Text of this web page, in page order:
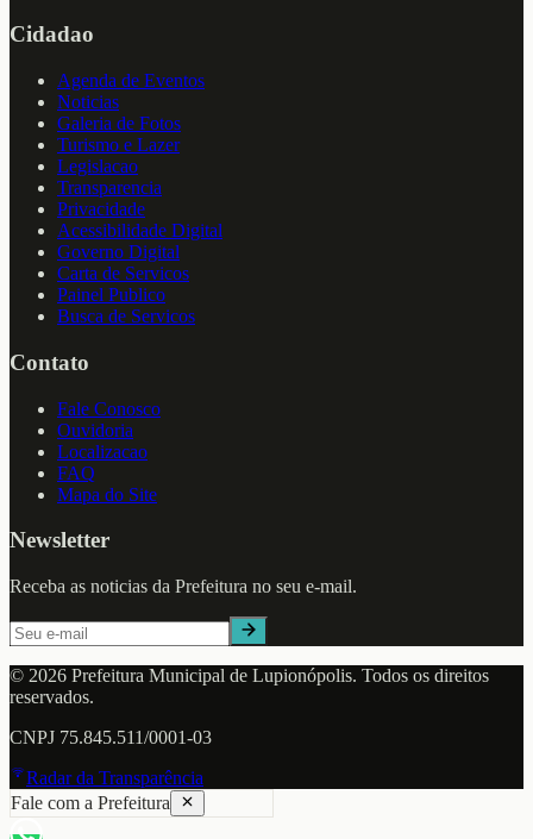
Cidadao
Agenda de Eventos
Noticias
Galeria de Fotos
Turismo e Lazer
Legislacao
Transparencia
Privacidade
Acessibilidade Digital
Governo Digital
Carta de Servicos
Painel Publico
Busca de Servicos
Contato
Fale Conosco
Ouvidoria
Localizacao
FAQ
Mapa do Site
Newsletter
Receba as noticias da Prefeitura no seu e-mail.
© 2026 Prefeitura Municipal de Lupionópolis. Todos os direitos
reservados.
CNPJ 75.845.511/0001-03
Radar da Transparência
Fale com a Prefeitura